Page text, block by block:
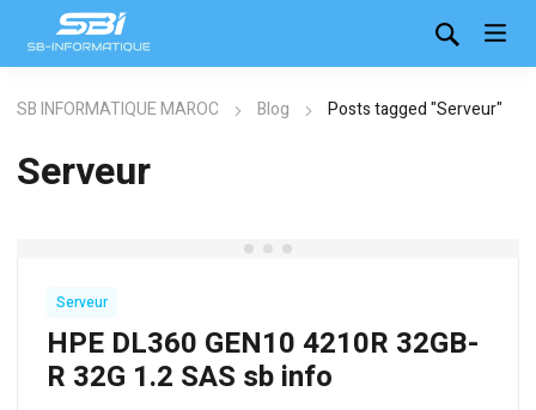
SB INFORMATIQUE MAROC Blog Posts tagged "Serveur"
Serveur
Serveur
HPE DL360 GEN10 4210R 32GB-
R 32G 1.2 SAS sb info